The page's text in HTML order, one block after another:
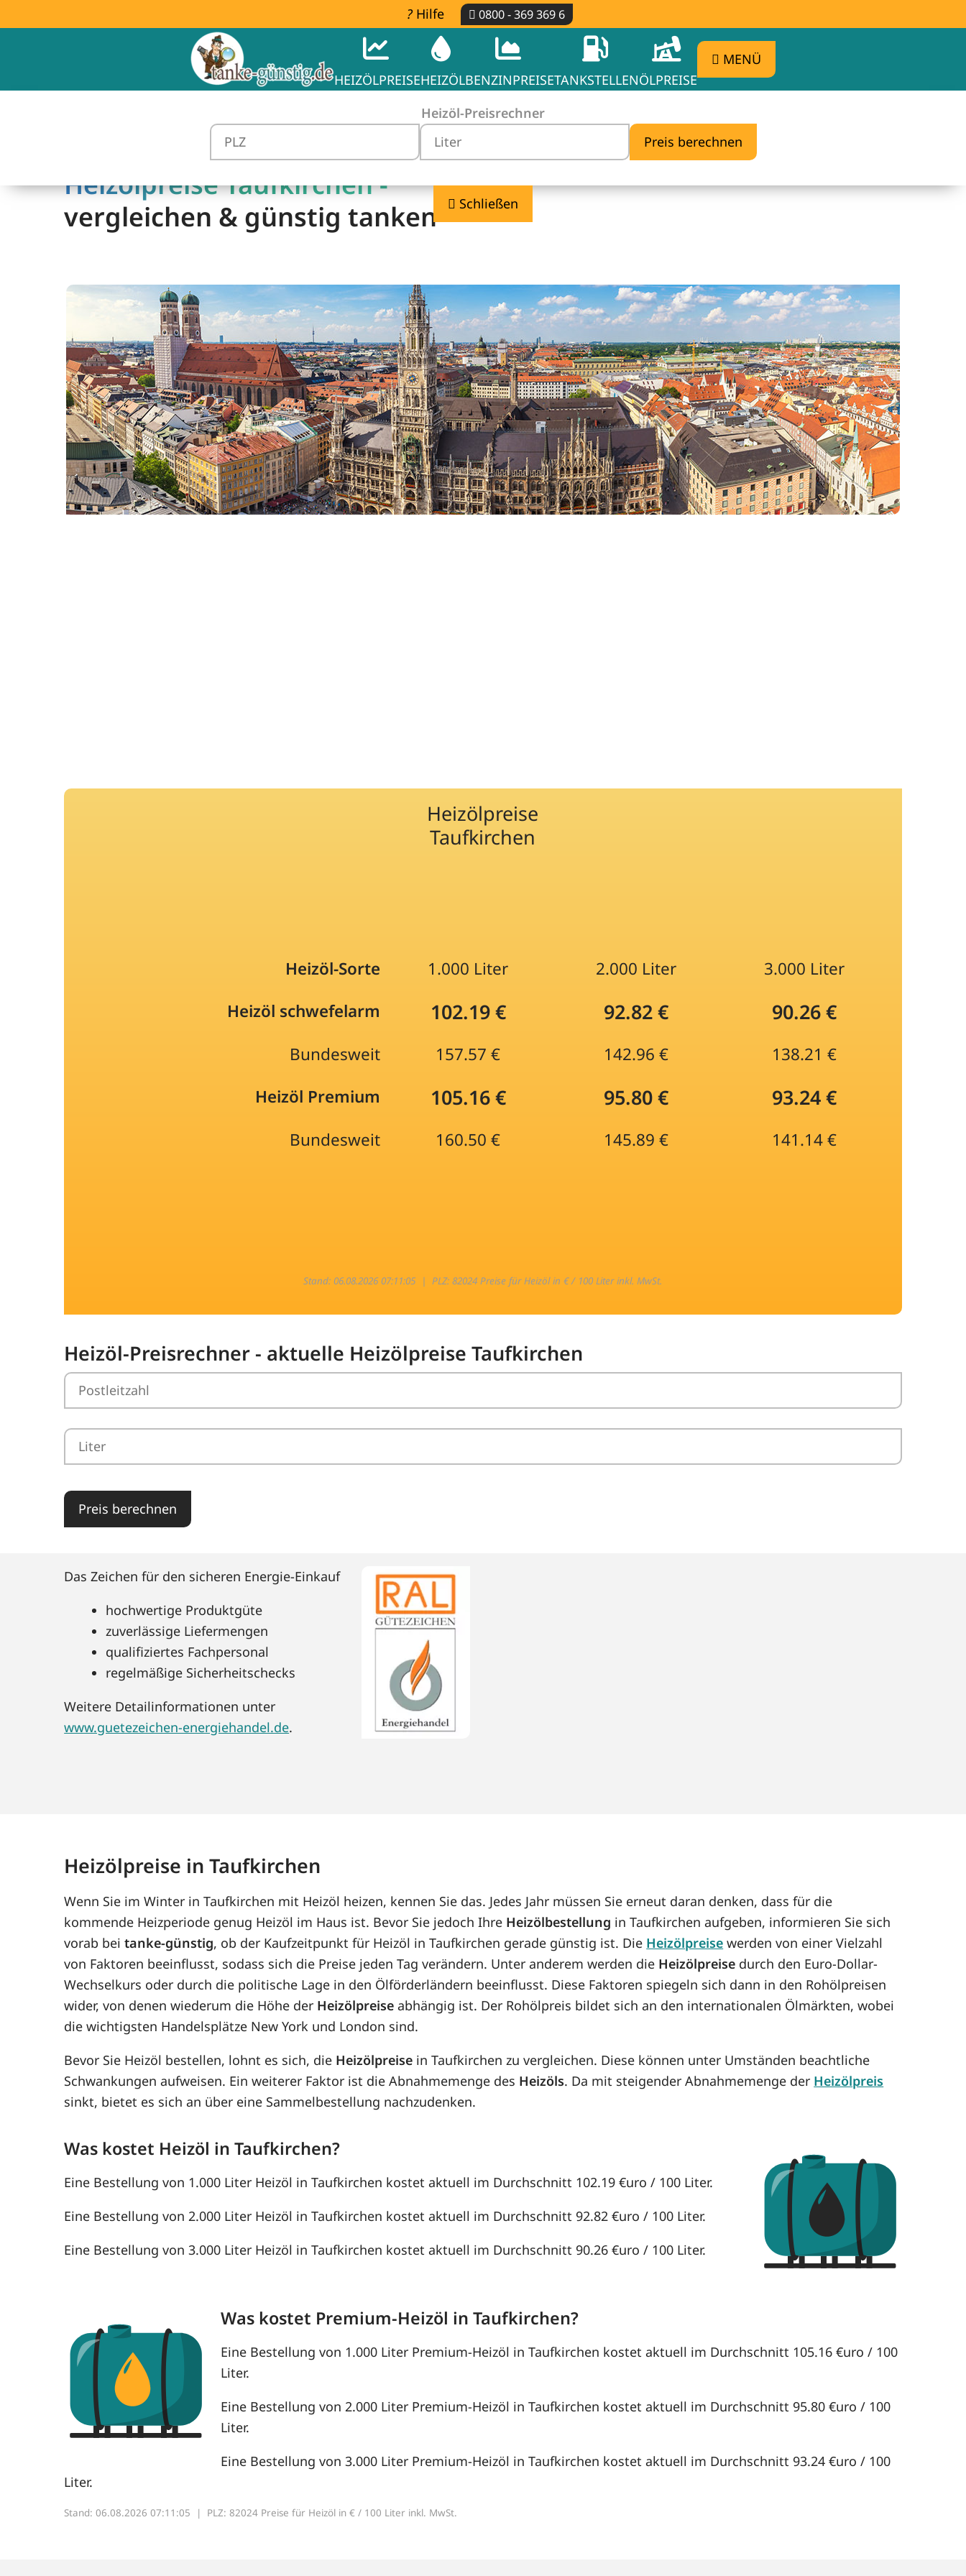
Hilfe 0800 - 369 369 6
HEIZÖLPREISEHEIZÖLBENZINPREISETANKSTELLENÖLPREISE
MENÜ
Heizöl-Preisrechner
Schließen
Heizölpreise Taufkirchen -
vergleichen & günstig tanken
Heizölpreise
Taufkirchen
Heizöl-Sorte 1.000 Liter 2.000 Liter
3.000 Liter
Heizöl schwefelarm
102.19 € 92.82 € 90.26 €
Bundesweit 157.57 € 142.96 €
138.21 €
Heizöl Premium
105.16 € 95.80 € 93.24 €
Bundesweit 160.50 € 145.89 € 141.14 €
Stand: 06.08.2026 07:11:05 |PLZ: 82024 Preise für Heizöl in € / 100 Liter inkl. MwSt.
Heizöl-Preisrechner - aktuelle Heizölpreise Taufkirchen
Preis berechnen
Das Zeichen für den sicheren Energie-Einkauf
hochwertige Produktgüte
zuverlässige Liefermengen
qualifiziertes Fachpersonal
regelmäßige Sicherheitschecks
Weitere Detailinformationen unter
www.guetezeichen-energiehandel.de.
Heizölpreise in Taufkirchen
Wenn Sie im Winter in Taufkirchen mit Heizöl heizen, kennen Sie das. Jedes Jahr müssen Sie erneut daran denken, dass für die
kommende Heizperiode genug Heizöl im Haus ist. Bevor Sie jedoch Ihre Heizölbestellung in Taufkirchen aufgeben, informieren Sie sich
vorab beitanke-günstig, ob der Kaufzeitpunkt für Heizöl in Taufkirchen gerade günstig ist. Die Heizölpreise werden von einer Vielzahl
von Faktoren beeinflusst, sodass sich die Preise jeden Tag verändern. Unter anderem werden die Heizölpreise durch den Euro-Dollar-
Wechselkurs oder durch die politische Lage in den Ölförderländern beeinflusst. Diese Faktoren spiegeln sich dann in den Rohölpreisen
wider, von denen wiederum die Höhe der Heizölpreise abhängig ist. Der Rohölpreis bildet sich an den internationalen Ölmärkten, wobei
die wichtigsten Handelsplätze New York und London sind.
Bevor Sie Heizöl bestellen, lohnt es sich, die Heizölpreise in Taufkirchen zu vergleichen. Diese können unter Umständen beachtliche
Schwankungen aufweisen. Ein weiterer Faktor ist die Abnahmemenge des Heizöls. Da mit steigender Abnahmemenge der Heizölpreis
sinkt, bietet es sich an über eine Sammelbestellung nachzudenken.
Was kostet Heizöl in Taufkirchen?
Eine Bestellung von 1.000 Liter Heizöl in Taufkirchen kostet aktuell im Durchschnitt 102.19 €uro / 100 Liter.
Eine Bestellung von 2.000 Liter Heizöl in Taufkirchen kostet aktuell im Durchschnitt 92.82 €uro / 100 Liter.
Eine Bestellung von 3.000 Liter Heizöl in Taufkirchen kostet aktuell im Durchschnitt 90.26 €uro / 100 Liter.
Was kostet Premium-Heizöl in Taufkirchen?
Eine Bestellung von 1.000 Liter Premium-Heizöl in Taufkirchen kostet aktuell im Durchschnitt 105.16 €uro / 100
Liter.
Eine Bestellung von 2.000 Liter Premium-Heizöl in Taufkirchen kostet aktuell im Durchschnitt 95.80 €uro / 100
Liter.
Eine Bestellung von 3.000 Liter Premium-Heizöl in Taufkirchen kostet aktuell im Durchschnitt 93.24 €uro / 100
Liter.
Stand: 06.08.2026 07:11:05 | PLZ: 82024 Preise für Heizöl in € / 100 Liter inkl. MwSt.